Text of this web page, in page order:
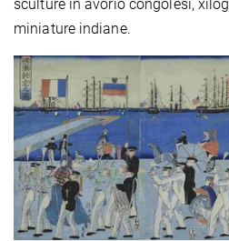
sculture in avorio congolesi,
miniature indiane.